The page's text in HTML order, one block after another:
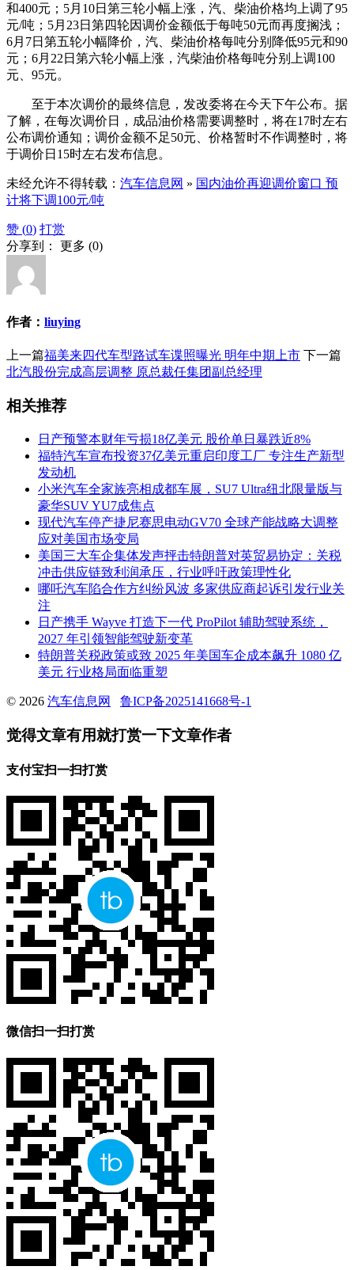
和400元；5月10日第三轮小幅上涨，汽、柴油价格均上调了95
元/吨；5月23日第四轮因调价金额低于每吨50元而再度搁浅；
6月7日第五轮小幅降价，汽、柴油价格每吨分别降低95元和90
元；6月22日第六轮小幅上涨，汽柴油价格每吨分别上调100
元、95元。
至于本次调价的最终信息，发改委将在今天下午公布。据
了解，在每次调价日，成品油价格需要调整时，将在17时左右
公布调价通知；调价金额不足50元、价格暂时不作调整时，将
于调价日15时左右发布信息。
未经允许不得转载： 汽车信息网 » 国内油价再迎调价窗口 预
计将下调100元/吨
赞 (0) 打赏
分享到： 更多 (0)
作者： liuying
上一篇福美来四代车型路试车谍照曝光 明年中期上市 下一篇
北汽股份完成高层调整 原总裁任集团副总经理
相关推荐
日产预警本财年亏损18亿美元 股价单日暴跌近8%
福特汽车宣布投资37亿美元重启印度工厂 专注生产新型
发动机
小米汽车全家族亮相成都车展，SU7 Ultra纽北限量版与
豪华SUV YU7成焦点
现代汽车停产捷尼赛思电动GV70 全球产能战略大调整
应对美国市场变局
美国三大车企集体发声抨击特朗普对英贸易协定：关税
冲击供应链致利润承压，行业呼吁政策理性化
哪吒汽车陷合作方纠纷风波 多家供应商起诉引发行业关
注
日产携手 Wayve 打造下一代 ProPilot 辅助驾驶系统，
2027 年引领智能驾驶新变革
特朗普关税政策或致 2025 年美国车企成本飙升 1080 亿
美元 行业格局面临重塑
© 2026 汽车信息网 鲁ICP备2025141668号-1
觉得文章有用就打赏一下文章作者
支付宝扫一扫打赏
微信扫一扫打赏